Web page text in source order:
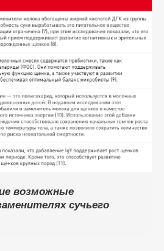
возможные
сучьего